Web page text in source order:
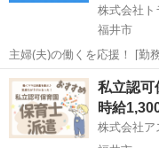
株式会社ト
福井市
主婦(夫)の働くを応援！ [勤務日数]： 週5日~ 08:30~17:30 [勤務地・最
寄駅]： 福井県福井市みのり
議所前駅／花
福井 福井市 保育士
私立認可
時給
株式会社ア